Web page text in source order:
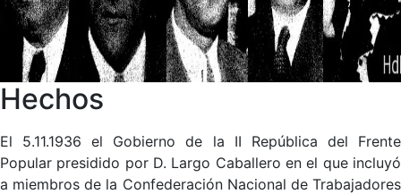
Hechos
El 5.11.1936 el Gobierno de la II República del Frente
Popular presidido por D. Largo Caballero en el que incluyó
a miembros de la Confederación Nacional de Trabajadores